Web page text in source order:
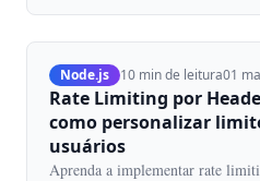
Node.js 10 min de leitura01
Rate Limiting por
como personalizar
usuários
Aprenda a implementar rate